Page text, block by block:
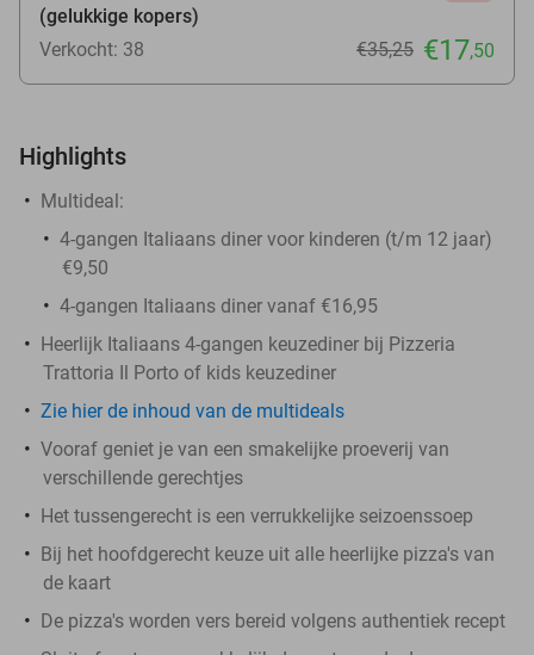
(gelukkige kopers)
Verkocht: 38 €35,25 €17,50
Highlights
Multideal:
4-gangen Italiaans diner voor kinderen (t/m 12 jaar)
€9,50
4-gangen Italiaans diner vanaf €16,95
Heerlijk Italiaans 4-gangen keuzediner bij Pizzeria
Trattoria Il Porto of kids keuzediner
Zie hier de inhoud van de multideals
Vooraf geniet je van een smakelijke proeverij van
verschillende gerechtjes
Het tussengerecht is een verrukkelijke seizoenssoep
Bij het hoofdgerecht keuze uit alle heerlijke pizza's van
de kaart
De pizza's worden vers bereid volgens authentiek recept